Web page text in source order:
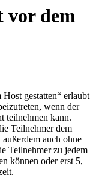
vor dem
gestatten“ erlaubt
wenn der
teilnehmen kann.
Teilnehmer dem
auch ohne
Teilnehmer zu jedem
können oder erst 5,